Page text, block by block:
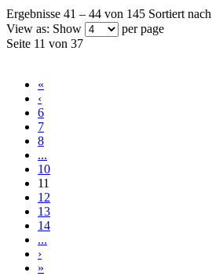
Ergebnisse 41 – 44 von 145 Sortiert nach
View as: Show
per page
Seite 11 von 37
«
‹
6
7
8
...
10
11
12
13
14
...
›
»